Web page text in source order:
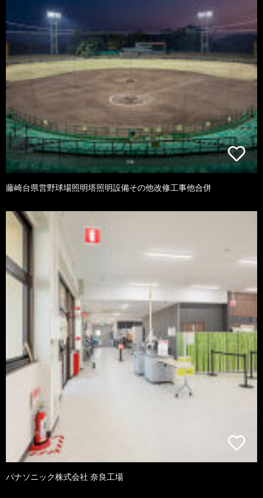
藤崎台県営野球場照明塔照明設備その他改修工事他合併
パナソニック株式会社 奈良工場